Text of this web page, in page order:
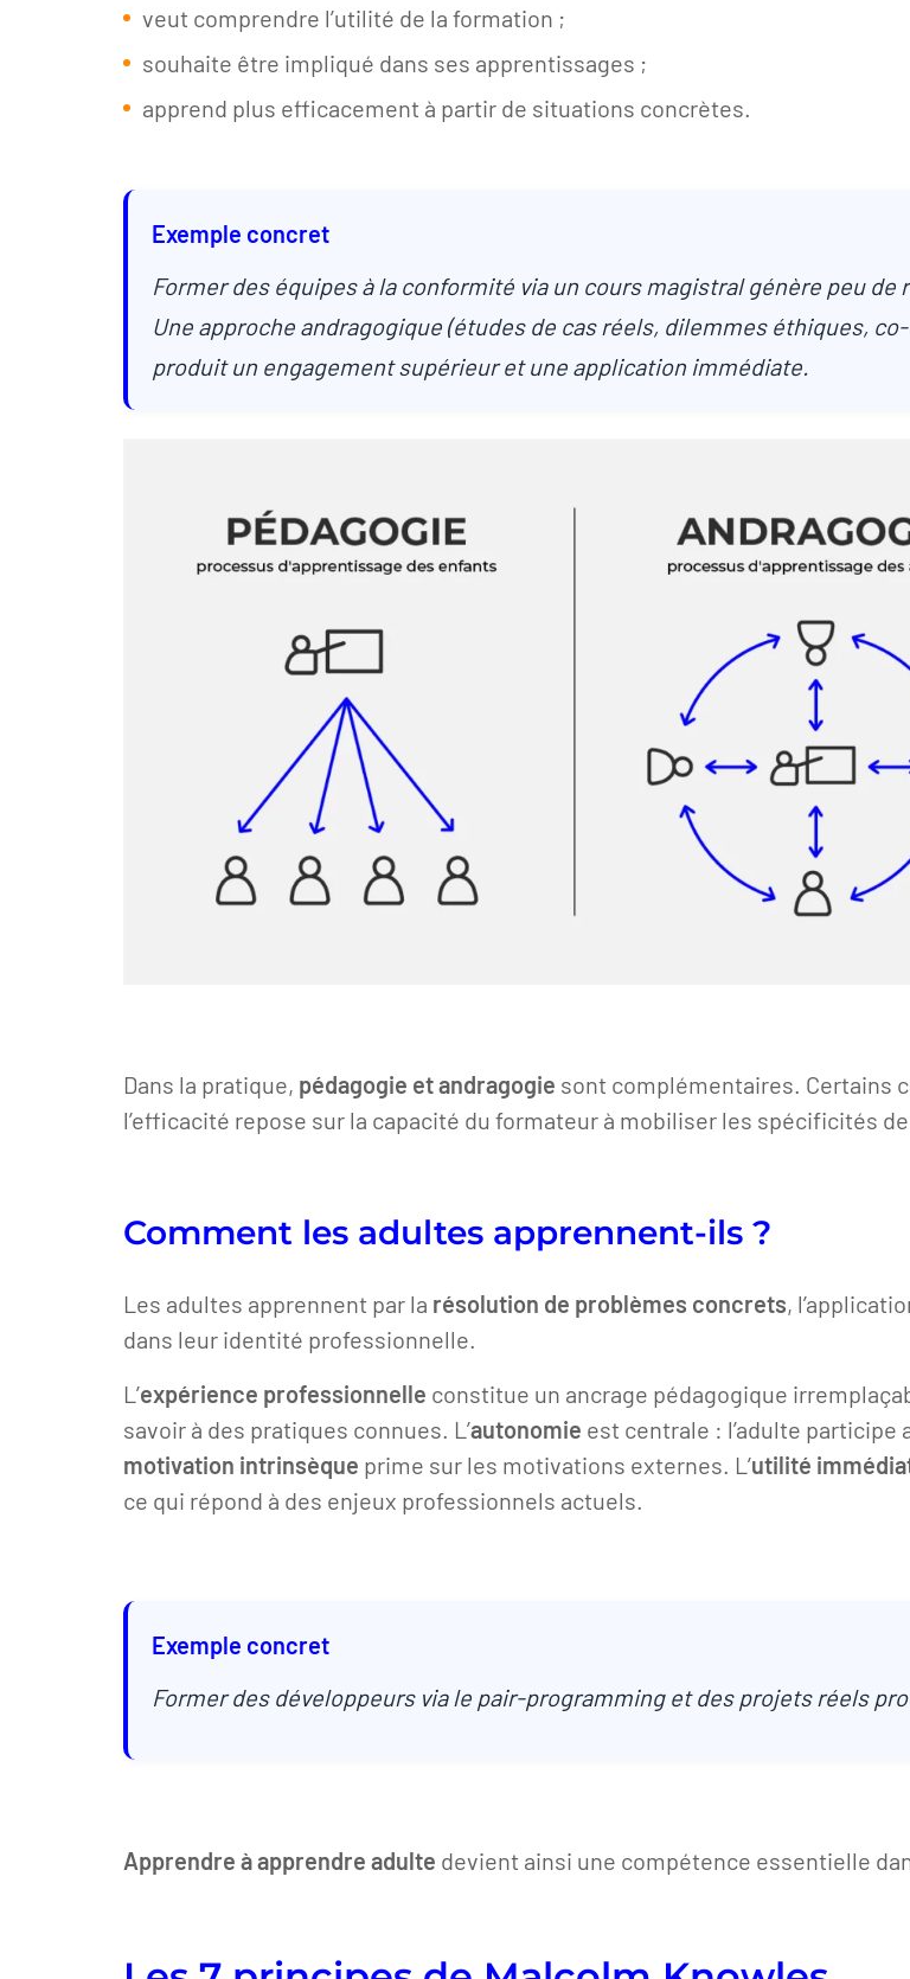
veut comprendre l’utilité de la formation ;
souhaite être impliqué dans ses apprentissages ;
apprend plus efficacement à partir de situations concrètes.
Exemple concret
Former des équipes à la conformité via un cours magistral génère peu de
Une approche andragogique (études de cas réels, dilemmes éthiques,
produit un engagement supérieur et une application immédiate.
Dans la pratique, pédagogie et andragogie sont complémentaires. Certains
l’efficacité repose sur la capacité du formateur à mobiliser les spécificités de
Comment les adultes apprennent-ils ?
Les adultes apprennent par la résolution de problèmes concrets,
dans leur identité professionnelle.
L’expérience professionnelle constitue un ancrage pédagogique
savoir à des pratiques connues. L’autonomie est centrale : l’adulte
motivation intrinsèque prime sur les motivations externes. L’utilité
ce qui répond à des enjeux professionnels actuels.
Exemple concret
Former des développeurs via le pair-programming et des projets réels
Apprendre à apprendre adulte devient ainsi une compétence essentielle